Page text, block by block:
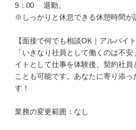
9：00　 退勤。
※しっかりと休息できる休憩時間が
【面接で何でも相談OK｜アルバイト
「いきなり社員として働くのは不
イトとして仕事を体験後、契約社員
ことも可能です。あなたに寄り添っ
す！
業務の変更範囲：なし